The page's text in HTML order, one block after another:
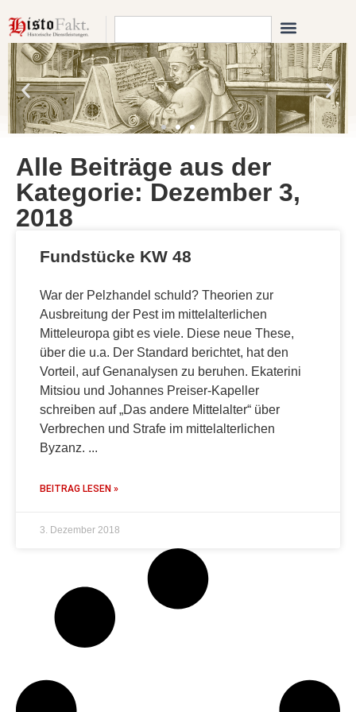
Alle Beiträge aus der
Kategorie: Dezember 3,
2018
Fundstücke KW 48
War der Pelzhandel schuld? Theorien zur
Ausbreitung der Pest im mittelalterlichen
Mitteleuropa gibt es viele. Diese neue These,
über die u.a. Der Standard berichtet, hat den
Vorteil, auf Genanalysen zu beruhen. Ekaterini
Mitsiou und Johannes Preiser-Kapeller
schreiben auf „Das andere Mittelalter“ über
Verbrechen und Strafe im mittelalterlichen
Byzanz.
BEITRAG LESEN »
3. Dezember 2018